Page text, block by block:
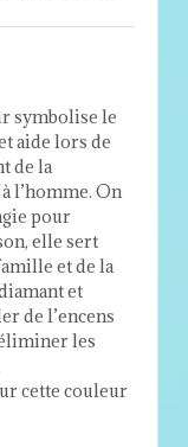
symbolise le
aide lors de
de la
l’homme. On
pour
elle sert
et de la
et
de l’encens
les
cette couleur